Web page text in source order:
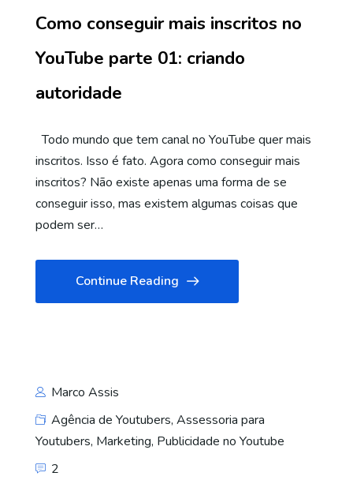
Como conseguir mais inscritos no
YouTube parte 01: criando
autoridade
Todo mundo que tem canal no YouTube quer mais
inscritos. Isso é fato. Agora como conseguir mais
inscritos? Não existe apenas uma forma de se
conseguir isso, mas existem algumas coisas que
podem ser…
Continue Reading
Marco Assis
Agência de Youtubers, Assessoria para
Youtubers, Marketing, Publicidade no Youtube
2